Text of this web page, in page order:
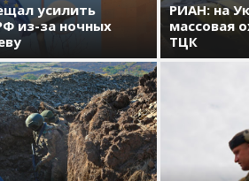
усилить
из-за ночных
РИАН: на
массовая
ТЦК